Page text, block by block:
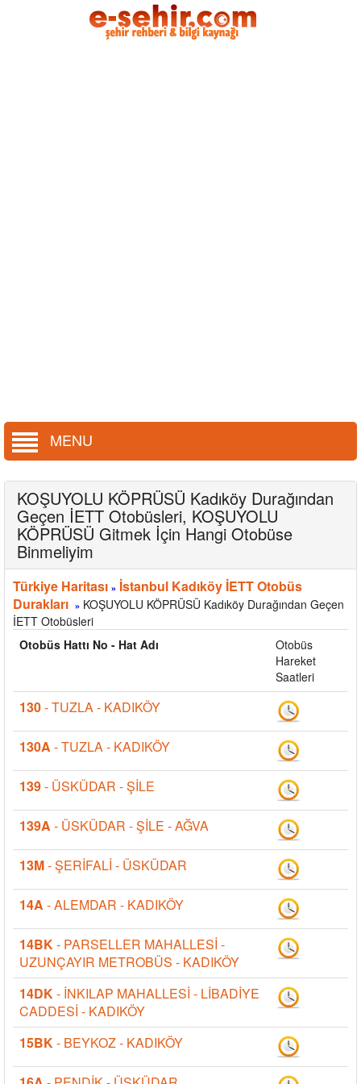
MENU
KOŞUYOLU KÖPRÜSÜ Kadıköy Durağından
Geçen İETT Otobüsleri, KOŞUYOLU
KÖPRÜSÜ Gitmek İçin Hangi Otobüse
Binmeliyim
Türkiye Haritası » İstanbul Kadıköy İETT Otobüs
Durakları » KOŞUYOLU KÖPRÜSÜ Kadıköy Durağından Geçen
İETT Otobüsleri
Otobüs Hattı No - Hat Adı
Otobüs
Hareket
Saatleri
130- TUZLA - KADIKÖY
130A - TUZLA - KADIKÖY
139- ÜSKÜDAR - ŞİLE
139A - ÜSKÜDAR - ŞİLE - AĞVA
13M- ŞERİFALİ - ÜSKÜDAR
14A - ALEMDAR - KADIKÖY
14BK- PARSELLER MAHALLESİ -
UZUNÇAYIR METROBÜS - KADIKÖY
14DK- İNKILAP MAHALLESİ - LİBADİYE
CADDESİ - KADIKÖY
15BK- BEYKOZ - KADIKÖY